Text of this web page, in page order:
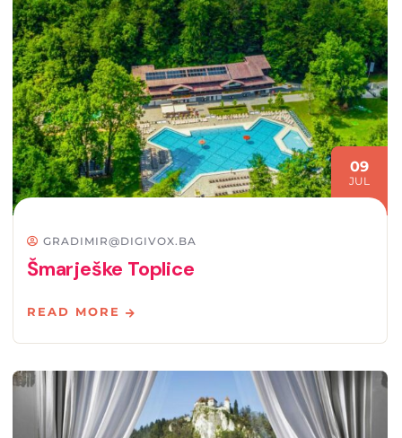
09
JUL
GRADIMIR@DIGIVOX.BA
Šmarješke Toplice
READ MORE